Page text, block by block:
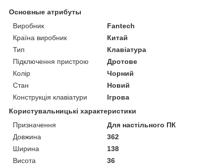
Основные атрибуты
Виробник
Fantech
Країна виробник
Китай
Тип
Клавіатура
Підключення пристрою
Дротове
Колір
Чорний
Стан
Новий
Конструкція клавіатури
Ігрова
Користувальницькі характеристики
Призначення
Для настільного ПК
Довжина
362
Ширина
138
Висота
36